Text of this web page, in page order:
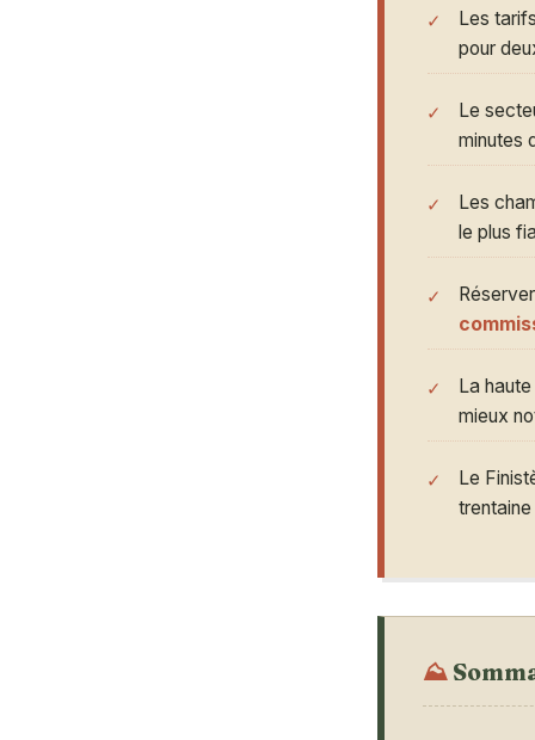
Les
pour
Le
minutes
Les
le plus
La
mieux
Le